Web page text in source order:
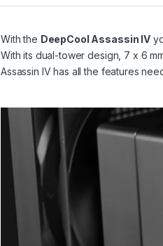
With the DeepCool Assassin IV
With its dual-tower design, 7 x 6
Assassin IV has all the features